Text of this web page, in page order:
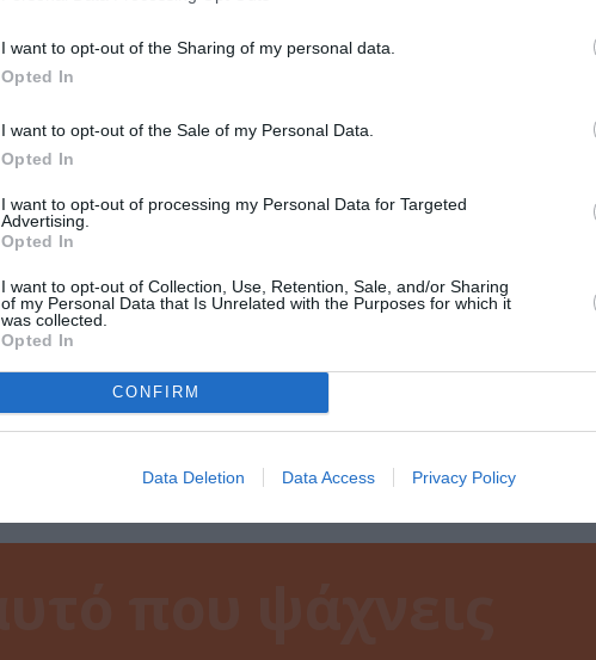
I want to opt-out of the Sharing of my personal data.
Opted In
I want to opt-out of the Sale of my Personal Data.
Opted In
I want to opt-out of processing my Personal Data for Targeted
Advertising.
Opted In
I want to opt-out of Collection, Use, Retention, Sale, and/or Sharing
of my Personal Data that Is Unrelated with the Purposes for which it
was collected.
Opted In
CONFIRM
Data Deletion Data Access Privacy Policy
Η Nana Simopoulos live στον
Τέχνης BABEL